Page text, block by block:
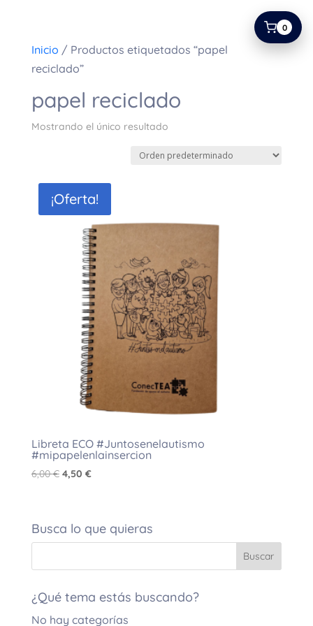
Inicio / Productos etiquetados “papel
reciclado”
papel reciclado
Mostrando el único resultado
¡Oferta!
Libreta ECO #Juntosenelautismo
#mipapelenlainsercion
6,00€ El
era:
6,00 €.
4,50 €El
4,50 €.
Busca lo que quieras
¿Qué tema estás buscando?
No hay categorías
0